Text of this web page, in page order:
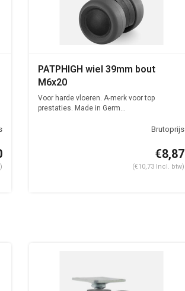
PATPHIGH wiel 39mm bout
M6x20
Voor harde vloeren. A-merk voor top
prestaties. Made in Germ...
€8,87
(€10,73 Incl. btw)